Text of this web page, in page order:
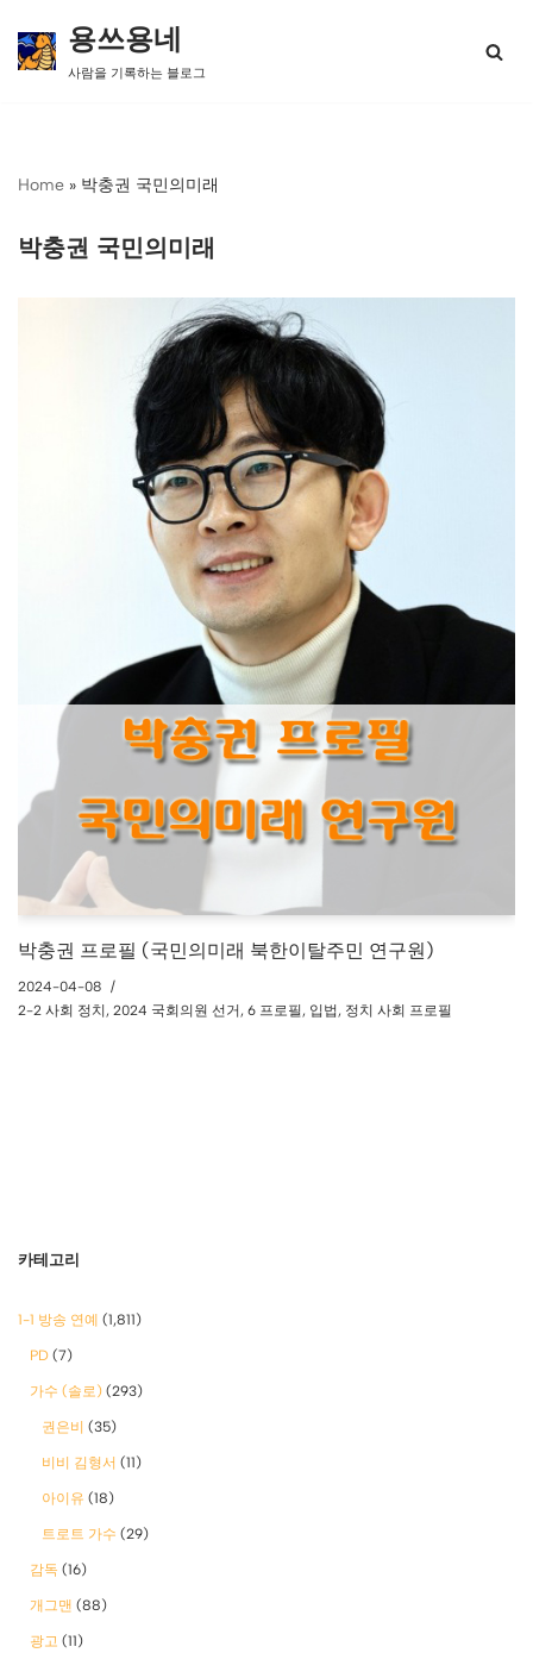
콘
너
용쓰용네
사람을 기록하는 블로그
Home » 박충권 국민의미래
박충권 국민의미래
박충권 프로필 (국민의미래 북한이탈주민 연구원)
2024-04-08
2-2 사회 정치, 2024 국회의원 선거, 6 프로필, 입법, 정치 사회 프로필
카테고리
1-1 방송 연예 (1,811)
PD (7)
가수 (솔로) (293)
권은비 (35)
비비 김형서 (11)
아이유 (18)
트로트 가수 (29)
감독 (16)
개그맨 (88)
광고 (11)